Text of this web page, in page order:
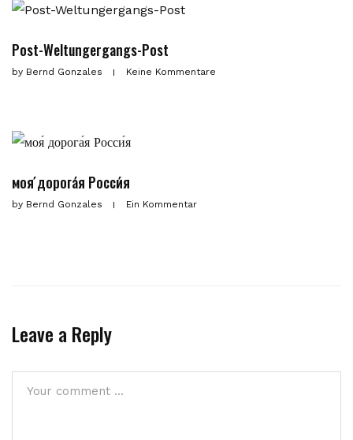
Post-Weltungergangs-Post
by Bernd Gonzales Keine Kommentare
моя́ дорога́я Росси́я
by Bernd Gonzales Ein Kommentar
Leave a Reply